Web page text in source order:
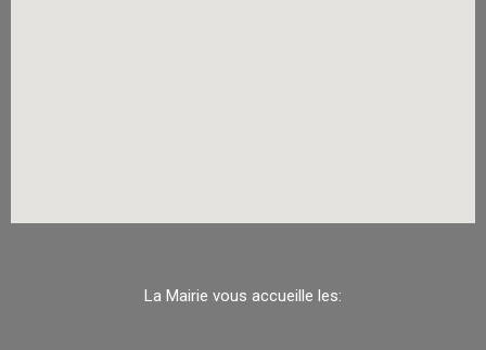
La Mairie vous accueille les: